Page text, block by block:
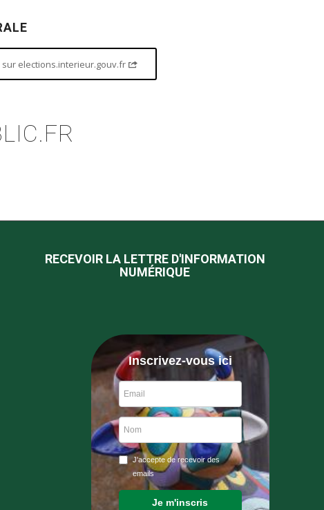
elections.interieur.gouv.fr
RECEVOIR LA LETTRE D'INFORMATION
NUMÉRIQUE
Inscrivez-vous ici
J'accepte de recevoir des
emails
Je m'inscris